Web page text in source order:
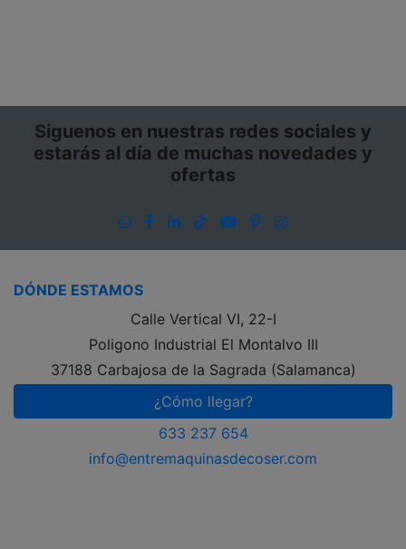
Siguenos en nuestras redes sociales y
estarás al día de muchas novedades y
ofertas
WhatsApp
Facebook
LinkedIn
TikTokYouTube
PinterestInstagram
DÓNDE ESTAMOS
Calle Vertical VI, 22-I
Poligono Industrial El Montalvo III
37188 Carbajosa de la Sagrada (Salamanca)
¿Cómo llegar?
633 237 654
info@entremaquinasdecoser.com